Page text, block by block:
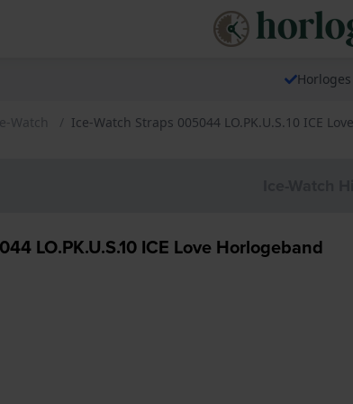
Watch Ice-Watch Straps 005044 LO.PK.U.S.10 ICE
LO.PK.U.S.10 ICE Love Horlogeband